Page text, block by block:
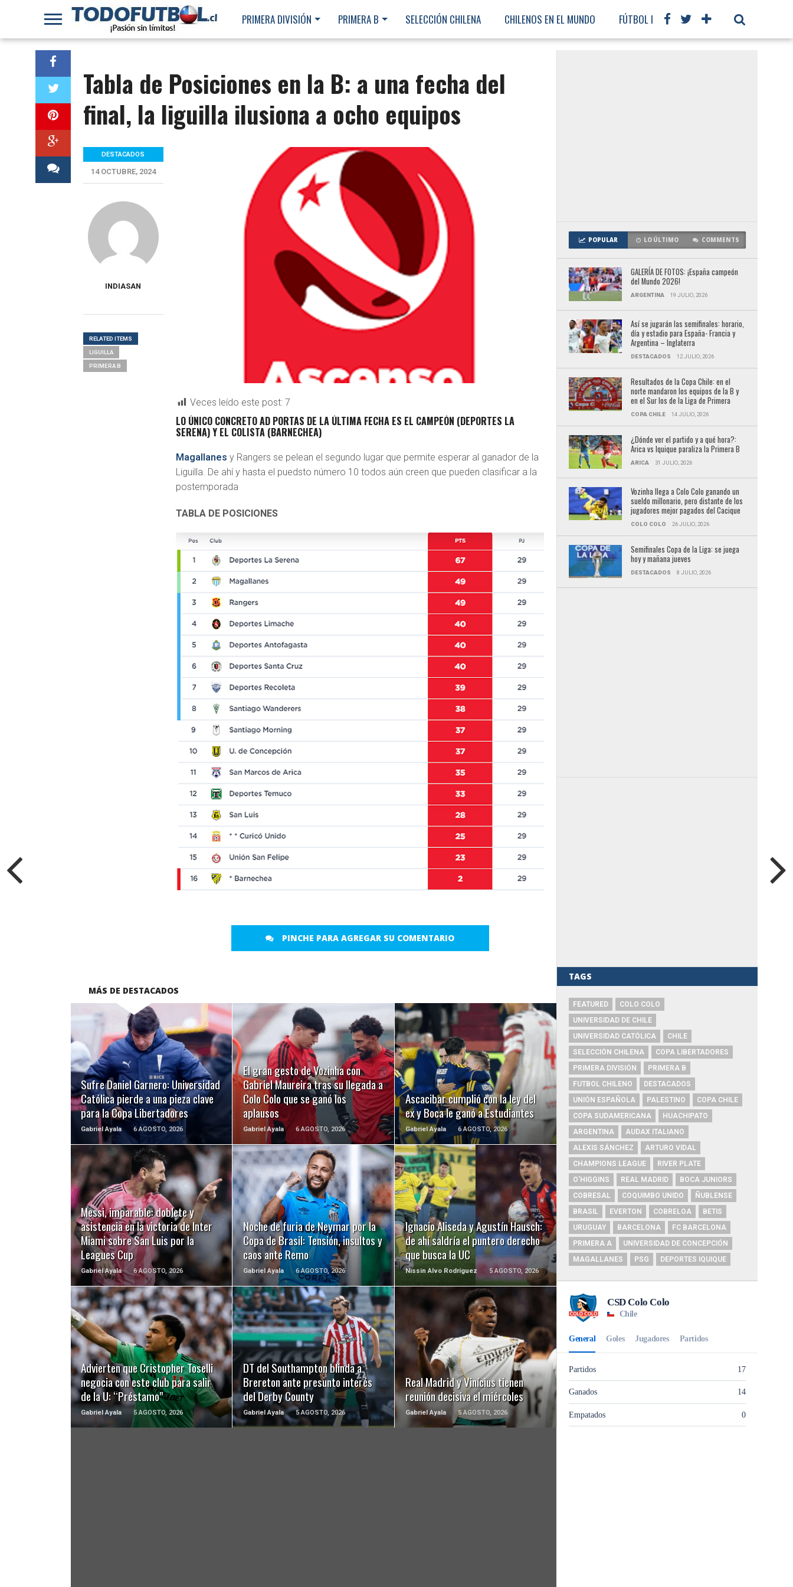
PRIMERA DIVISIÓN PRIMERA B SELECCIÓN CHILENA CHILENOS EN EL MUNDO FÚTBOL INTERNACIONAL
Tabla de Posiciones en la B: a una fecha del
final, la liguilla ilusiona a ocho equipos
Veces leído este post: 7
LO ÚNICO CONCRETO AD PORTAS DE LA ÚLTIMA FECHA ES EL CAMPEÓN (DEPORTES LA
SERENA) Y EL COLISTA (BARNECHEA)
Magallanes y Rangers se pelean el segundo lugar que permite esperar al ganador de la
Liguilla. De ahí y hasta el puedsto número 10 todos aún creen que pueden clasificar a la
postemporada
TABLA DE POSICIONES
PINCHE PARA AGREGAR SU COMENTARIO
DESTACADOS
14 OCTUBRE, 2024
INDIASAN
RELATED ITEMS
LIGUILLA
PRIMERA B
MÁS DE DESTACADOS
Sufre Daniel Garnero: Universidad
Católica pierde a una pieza clave
para la Copa Libertadores
Gabriel Ayala 6 AGOSTO, 2026
LEER MÁS
El gran gesto de Vozinha con
Gabriel Maureira tras su llegada a
Colo Colo que se ganó los
aplausos
Gabriel Ayala 6 AGOSTO, 2026
LEER MÁS
Ascacibar cumplió con la ley del
ex y Boca le ganó a Estudiantes
Gabriel Ayala 6 AGOSTO, 2026
LEER MÁS
Messi, imparable: doblete y
asistencia en la victoria de Inter
Miami sobre San Luis por la
Leagues Cup
Gabriel Ayala 6 AGOSTO, 2026
LEER MÁS
Noche de furia de Neymar por la
Copa de Brasil: Tensión, insultos y
caos ante Remo
Gabriel Ayala 6 AGOSTO, 2026
LEER MÁS
Ignacio Aliseda y Agustín Hausch:
de ahí saldría el puntero derecho
que busca la UC
Nissin Alvo Rodríguez 5 AGOSTO, 2026
LEER MÁS
Advierten que Cristopher Toselli
negocia con este club para salir
de la U: “Préstamo”
Gabriel Ayala 5 AGOSTO, 2026
LEER MÁS
DT del Southampton blinda a
Brereton ante presunto interés
del Derby County
Gabriel Ayala 5 AGOSTO, 2026
LEER MÁS
Real Madrid y Vinícius tienen
reunión decisiva el miércoles
Gabriel Ayala 5 AGOSTO, 2026
LEER MÁS
POPULAR LO ÚLTIMO COMMENTS
GALERÍA DE FOTOS: ¡España campeón
del Mundo 2026!
ARGENTINA 19 JULIO, 2026
Así se jugarán las semifinales: horario,
día y estadio para España- Francia y
Argentina – Inglaterra
DESTACADOS 12 JULIO, 2026
Resultados de la Copa Chile: en el
norte mandaron los equipos de la B y
en el Sur los de la Liga de Primera
COPA CHILE 14 JULIO, 2026
¿Dónde ver el partido y a qué hora?:
Arica vs Iquique paraliza la Primera B
ARICA 31 JULIO, 2026
Vozinha llega a Colo Colo ganando un
sueldo millonario, pero distante de los
jugadores mejor pagados del Cacique
COLO COLO 26 JULIO, 2026
Semifinales Copa de la Liga: se juega
hoy y mañana jueves
DESTACADOS 8 JULIO, 2026
TAGS
FEATURED
COLO COLO
UNIVERSIDAD DE CHILE
UNIVERSIDAD CATÓLICA
CHILE
SELECCIÓN CHILENA
COPA LIBERTADORES
PRIMERA DIVISIÓN
PRIMERA B
FUTBOL CHILENO
DESTACADOS
UNIÓN ESPAÑOLA
PALESTINO
COPA CHILE
COPA SUDAMERICANA
HUACHIPATO
ARGENTINA
AUDAX ITALIANO
ALEXIS SÁNCHEZ
ARTURO VIDAL
CHAMPIONS LEAGUE
RIVER PLATE
O'HIGGINS
REAL MADRID
BOCA JUNIORS
COBRESAL
COQUIMBO UNIDO
ÑUBLENSE
BRASIL
EVERTON COBRELOA
BETIS
URUGUAY
BARCELONA
FC BARCELONA
PRIMERA A
UNIVERSIDAD DE CONCEPCIÓN
MAGALLANES
PSG DEPORTES IQUIQUE